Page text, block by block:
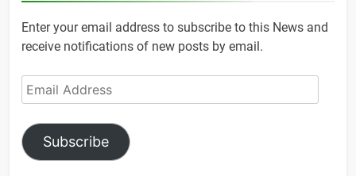
Enter your email address to subscribe to this News and
receive notifications of new posts by email.
Email
Address
Subscribe